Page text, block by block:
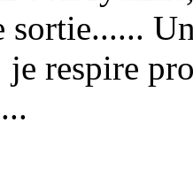
sortie......
je respire